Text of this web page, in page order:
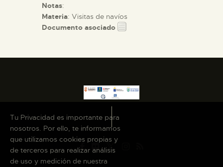
Notas:
Materia: Visitas de navíos
Documento asociado
Tu Privacidad es importante para
nosotros. Por ello, te informamos
que utilizamos cookies propias y
de terceros para realizar análisis
de uso y medición de nuestra